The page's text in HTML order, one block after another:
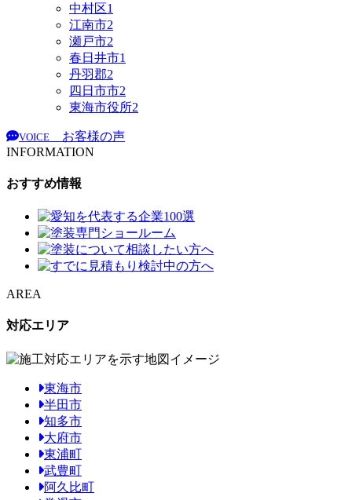
中村区1
江南市2
瀬戸市2
春日井市1
丹羽郡2
四日市市2
東海市役所2
VOICE
お客様の声
INFORMATION
おすすめ情報
AREA
対応エリア
東海市
半田市
知多市
大府市
東浦町
武豊町
阿久比町